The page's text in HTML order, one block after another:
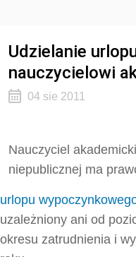
Udzielanie
nauczycielowi
04 sie 2011
Nauczyciel
niepublicznej ma
urlopu
uzależniony ani od
okresu zatrudnienia i